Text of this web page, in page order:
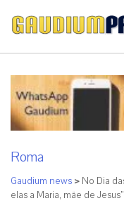
Roma
Gaudium news > No Dia
elas a Maria, mãe de Jesus”.